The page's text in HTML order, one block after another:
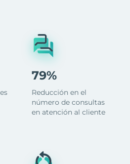
79%
Reducción en el
número de consultas
en atención al cliente